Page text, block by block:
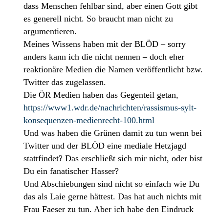
dass Menschen fehlbar sind, aber einen Gott gibt
es generell nicht. So braucht man nicht zu
argumentieren.
Meines Wissens haben mit der BLÖD – sorry
anders kann ich die nicht nennen – doch eher
reaktionäre Medien die Namen veröffentlicht bzw.
Twitter das zugelassen.
Die ÖR Medien haben das Gegenteil getan,
https://www1.wdr.de/nachrichten/rassismus-sylt-
konsequenzen-medienrecht-100.html
Und was haben die Grünen damit zu tun wenn bei
Twitter und der BLÖD eine mediale Hetzjagd
stattfindet? Das erschließt sich mir nicht, oder bist
Du ein fanatischer Hasser?
Und Abschiebungen sind nicht so einfach wie Du
das als Laie gerne hättest. Das hat auch nichts mit
Frau Faeser zu tun. Aber ich habe den Eindruck